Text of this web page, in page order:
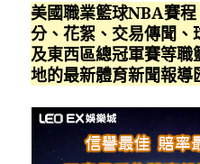
美國職業籃球NBA賽程
分、花絮、交易傳聞
及東西區總冠軍賽等
地的最新體育新聞報導